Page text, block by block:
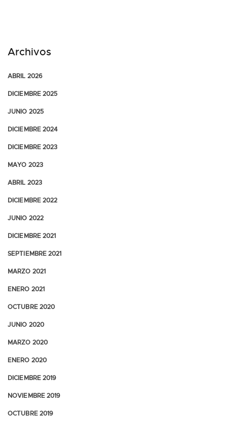
Archivos
ABRIL 2026
DICIEMBRE 2025
JUNIO 2025
DICIEMBRE 2024
DICIEMBRE 2023
MAYO 2023
ABRIL 2023
DICIEMBRE 2022
JUNIO 2022
DICIEMBRE 2021
SEPTIEMBRE 2021
MARZO 2021
ENERO 2021
OCTUBRE 2020
JUNIO 2020
MARZO 2020
ENERO 2020
DICIEMBRE 2019
NOVIEMBRE 2019
OCTUBRE 2019